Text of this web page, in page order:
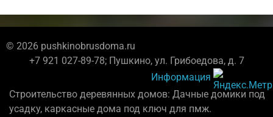
© 2026 pushkinobrusdoma.ru
+7 921 027-89-78; Пушкино, ул. Грибоедова, д. 7
Информация
Строительство деревянных домов: Дачные домики под
усадку, каркасные дома под ключ для пмж.